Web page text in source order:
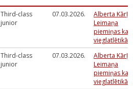
Third-class
junior
07.03.2026.
Alberta Kārļa
Leimaņa
piemiņas
vieglatlētikā
Third-class
junior
07.03.2026.
Alberta Kārļa
Leimaņa
piemiņas
vieglatlētikā